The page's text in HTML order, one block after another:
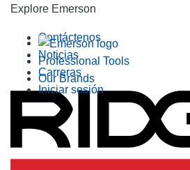
Explore Emerson
Professional Tools
Our Brands
Contáctenos
Noticias
Carreras
Iniciar sesión